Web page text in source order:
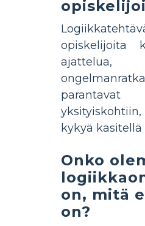
opiskelijoita
kykyä
Onko
on, mitä
on?